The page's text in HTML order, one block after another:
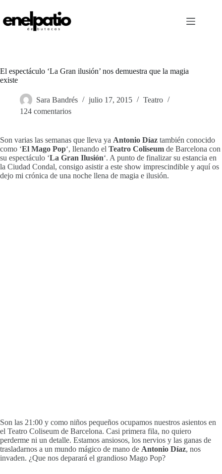
contenido
El espectáculo ‘La Gran ilusión’ nos demuestra que la magia
existe
Sara Bandrés julio 17, 2015
Teatro
124 comentarios
Son varias las semanas que lleva ya Antonio Díaz también conocido
como ‘El Mago Pop‘, llenando el Teatro Coliseum de Barcelona con
su espectáculo ‘La Gran Ilusión‘. A punto de finalizar su estancia en
la Ciudad Condal, consigo asistir a este show imprescindible y aquí os
dejo mi crónica de una noche llena de magia e ilusión.
Son las 21:00 y como niños pequeños ocupamos nuestros asientos en
el Teatro Coliseum de Barcelona. Casi primera fila, no quiero
perderme ni un detalle. Estamos ansiosos, los nervios y las ganas de
trasladarnos a un mundo mágico de mano de Antonio Díaz, nos
invaden. ¿Que nos deparará el grandioso Mago Pop?